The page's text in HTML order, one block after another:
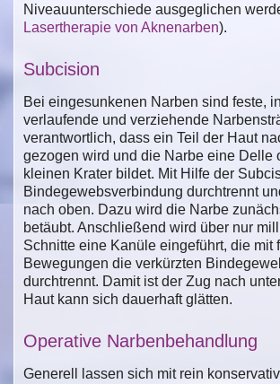
Niveauunterschiede ausgeglichen
Lasertherapie von Aknenarben).
Subcision
Bei eingesunkenen Narben sind feste,
verlaufende und verziehende
verantwortlich, dass ein Teil der Haut
gezogen wird und die Narbe eine Delle
kleinen Krater bildet. Mit Hilfe der
Bindegewebsverbindung durchtrennt
nach oben. Dazu wird die Narbe
betäubt. Anschließend wird über nur
Schnitte eine Kanüle eingeführt, die mit
Bewegungen die verkürzten
durchtrennt. Damit ist der Zug nach
Haut kann sich dauerhaft glätten.
Operative Narbenbehandlung
Generell lassen sich mit rein